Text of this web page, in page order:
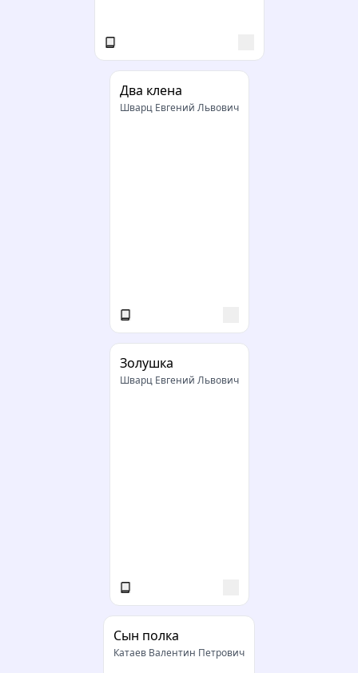
Два клена
Шварц Евгений Львович
Золушка
Шварц Евгений Львович
Сын полка
Катаев Валентин Петрович